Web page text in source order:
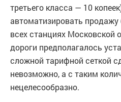
третьего класса — 10
автоматизировать продажу
всех станциях Московской
дороги предполагалось
сложной тарифной сеткой
невозможно, а с таким
нецелесообразно.